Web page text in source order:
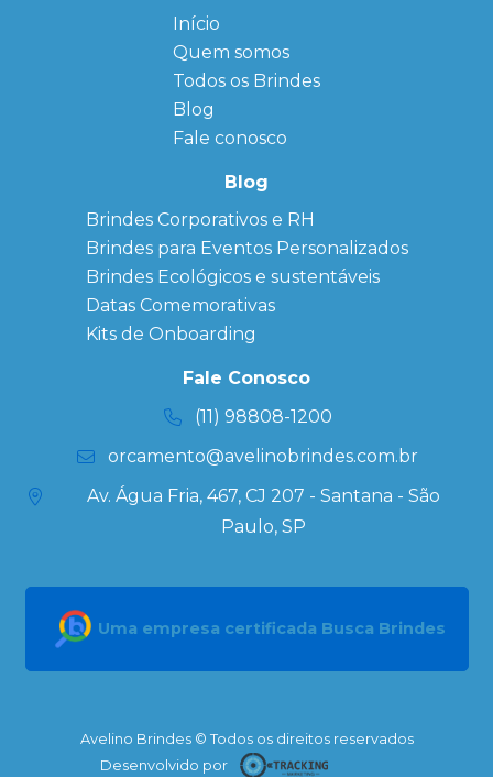
Início
Quem somos
← Back
FAQ
Sitemap
Todos os Brindes
← Back
Agendas
Personalizadas
Personalizado
personalizados
Brindes
Corporativos
Copos Térmicos
Personalizados
Datas Especiais
Ecobag
Personalizada
Kits
Blog
Fale conosco
Blog
Brindes Corporativos e RH
Brindes para Eventos Personalizados
Brindes Ecológicos e sustentáveis
Datas Comemorativas
Kits de Onboarding
Fale Conosco
(11) 98808-1200
orcamento@avelinobrindes.com.br
Av. Água Fria, 467, CJ 207 - Santana - São
Paulo, SP
Uma empresa certificada Busca Brindes
Avelino Brindes © Todos os direitos reservados
Desenvolvido por